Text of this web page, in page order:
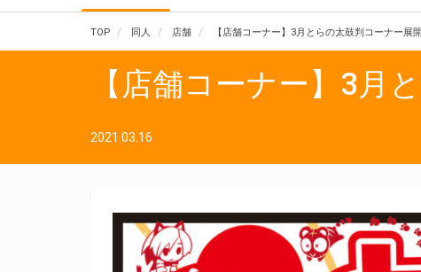
TOP 同人 店舗 【店舗コーナー】3月とらの太鼓判コーナー展
【店舗コーナー】3月
2021.03.16